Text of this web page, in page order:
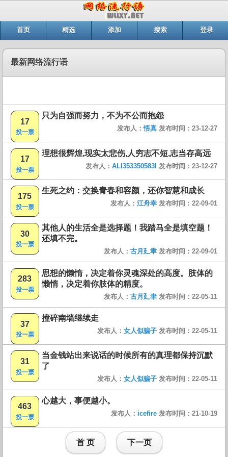
首页 精选 添加 搜索 登录
最新网络流行语
17
投一票
只为自强而努力，不为不公而抱怨
发布人：悟真 发布时间：23-12-27
17
投一票
理想很辉煌,现实太悲伤,人穷志不短,志当存高远
发布人： ALI353350583I 发布时间：23-12-27
175
投一票
生死之约：交换青春和容颜，还你智慧和成长
发布人： 江舟幸 发布时间：22-09-01
30
投一票
其他人的生活全是选择题！我踏马全是填空题！
还填不完。
发布人： 古月廴聿 发布时间：22-09-01
283
投一票
思想的懒惰，决定着你灵魂深处的高度。肢体的
懒惰，决定着你肢体的精度。
发布人： 古月廴聿 发布时间：22-05-11
37
投一票
撞碎南墙继续走
发布人： 女人似骗子 发布时间：22-05-11
31
投一票
当金钱站出来说话的时候所有的真理都保持沉默
了
发布人： 女人似骗子 发布时间：22-05-11
463
投一票
心越大，事便越小。
发布人： icefire 发布时间：21-10-19
首 页 下一页